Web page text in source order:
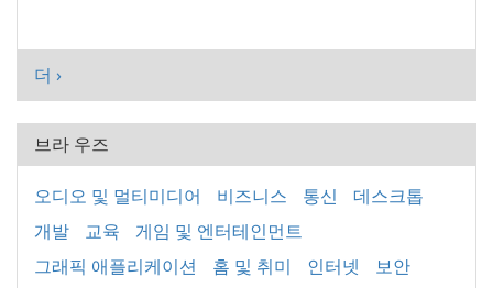
더 ›
브라 우즈
오디오 및 멀티미디어 비즈니스 통신
데스크톱
개발
교육
게임 및 엔터테인먼트
그래픽 애플리케이션
홈 및 취미 인터넷
보안